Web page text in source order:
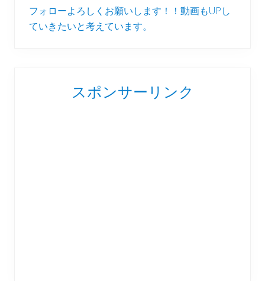
フォローよろしくお願いします！！動画もUPし
ていきたいと考えています。
スポンサーリンク